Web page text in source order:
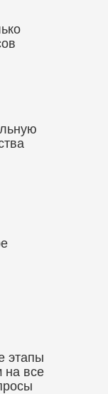
этапы
на все